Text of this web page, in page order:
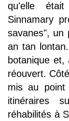
qu'elle
Sinnamary
savanes", un
an tan
botanique
réouvert.
mis au point
itinéraires
réhabilités à